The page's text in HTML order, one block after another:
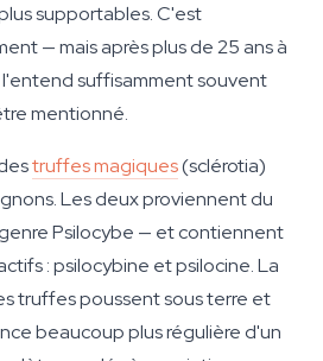
supportables. C'est
— mais après plus de 25 ans à
suffisamment souvent
mentionné.
truffes magiques(sclérotia)
Les deux proviennent du
Psilocybe — et contiennent
: psilocybine et psilocine. La
truffes poussent sous terre et
beaucoup plus régulière d'un